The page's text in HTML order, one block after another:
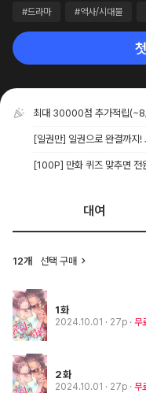
#드라마 #역사/시대물
최대 30000점 추가적립
[일권만] 일권으로 완결까지!
[100P] 만화 퀴즈 맞추면 전
대여
12개 선택 구매
1화
2024.10.01 · 27p 무
2화
2024.10.01 · 27p 무